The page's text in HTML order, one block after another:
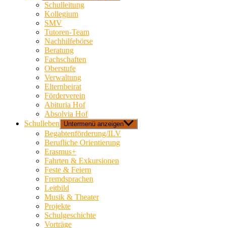
Schulleitung
Kollegium
SMV
Tutoren-Team
Nachhilfebörse
Beratung
Fachschaften
Oberstufe
Verwaltung
Elternbeirat
Förderverein
Abituria Hof
Absolvia Hof
Schulleben
Untermenü anzeigen
Begabtenförderung/ILV
Berufliche Orientierung
Erasmus+
Fahrten & Exkursionen
Feste & Feiern
Fremdsprachen
Leitbild
Musik & Theater
Projekte
Schulgeschichte
Vorträge